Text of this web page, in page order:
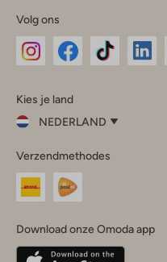
Volg ons
InstagramFacebook
Kies je land
NEDERLAND
je
land
Nederland
Belgique(Français)
Verzendmethodes
Download onze Omoda app